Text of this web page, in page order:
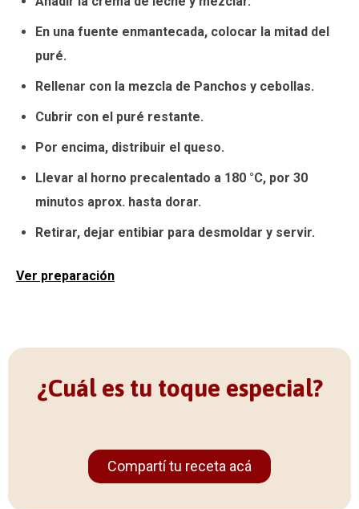
En una fuente enmantecada, colocar la mitad del
puré.
Rellenar con la mezcla de Panchos y cebollas.
Cubrir con el puré restante.
Por encima, distribuir el queso.
Llevar al horno precalentado a 180 °C, por 30
minutos aprox. hasta dorar.
Retirar, dejar entibiar para desmoldar y servir.
Ver preparación
¿Cuál es tu toque especial?
Compartí tu receta acá